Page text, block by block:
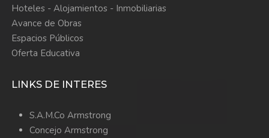
Hoteles - Alojamientos - Inmobiliarias
Avance de Obras
Espacios Públicos
Oferta Educativa
LINKS DE INTERES
S.A.M.Co Armstrong
Concejo Armstrong